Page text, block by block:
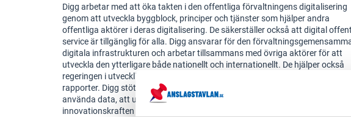
Digg arbetar med att öka takten i den offentliga förvaltningens digitalisering
genom att utveckla byggblock, principer och tjänster som hjälper andra
offentliga aktörer i deras digitalisering. De säkerställer också att digital
service är tillgänglig för alla. Digg ansvarar för den
digitala infrastrukturen och arbetar tillsammans med övriga aktörer för att
utveckla den ytterligare både nationellt och internationellt. De hjälper också
regeringen i utvecklingen av den digitala förvaltningen genom analyser och
rapporter. Digg stöttar andra offentliga aktörer i att både tillgängliggöra och
använda data, att utgå från användarnas behov och ta tillvara
innovationskraften som finns.